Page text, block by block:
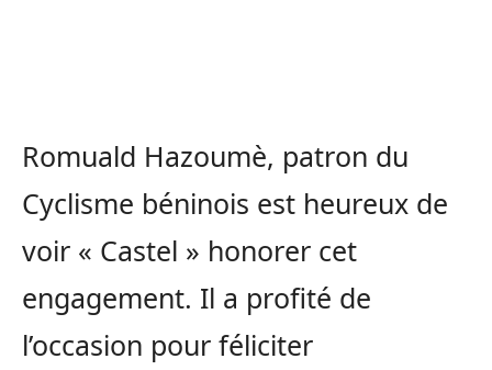
Romuald Hazoumè, patron du
Cyclisme béninois est heureux de
voir « Castel » honorer cet
engagement. Il a profité de
l’occasion pour féliciter